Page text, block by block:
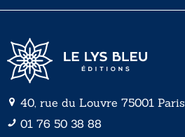
40, rue du Louvre 75001 Paris
01 76 50 38 88